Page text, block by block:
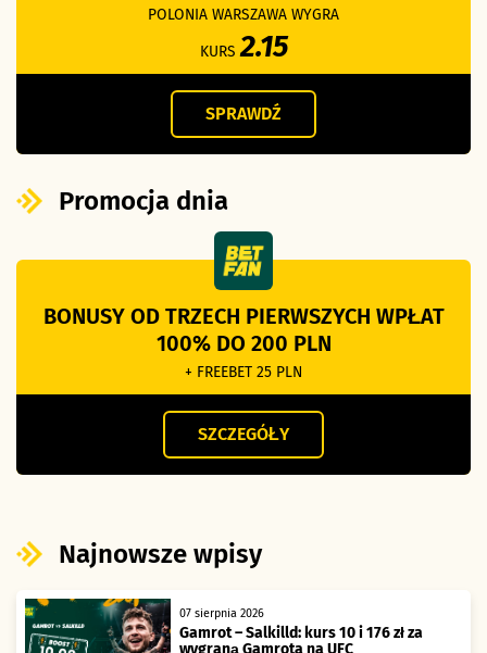
POLONIA WARSZAWA WYGRA
KURS2.15
SPRAWDŹ
Promocja dnia
BONUSY OD TRZECH PIERWSZYCH WPŁAT
100% DO 200 PLN
+ FREEBET 25 PLN
SZCZEGÓŁY
Najnowsze wpisy
07 sierpnia 2026
Gamrot – Salkilld: kurs 10 i 176 zł za
wygraną Gamrota na UFC